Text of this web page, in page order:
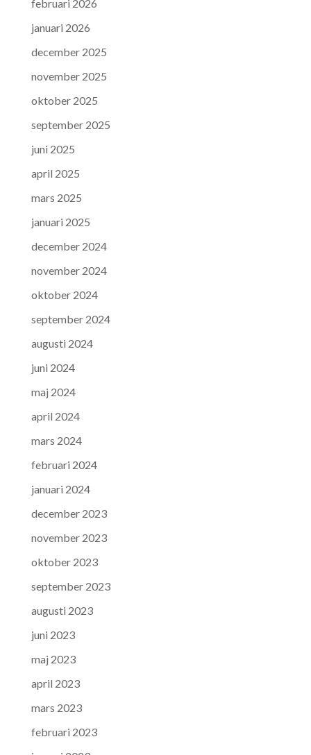
februari 2026
januari 2026
december 2025
november 2025
oktober 2025
september 2025
juni 2025
april 2025
mars 2025
januari 2025
december 2024
november 2024
oktober 2024
september 2024
augusti 2024
juni 2024
maj 2024
april 2024
mars 2024
februari 2024
januari 2024
december 2023
november 2023
oktober 2023
september 2023
augusti 2023
juni 2023
maj 2023
april 2023
mars 2023
februari 2023